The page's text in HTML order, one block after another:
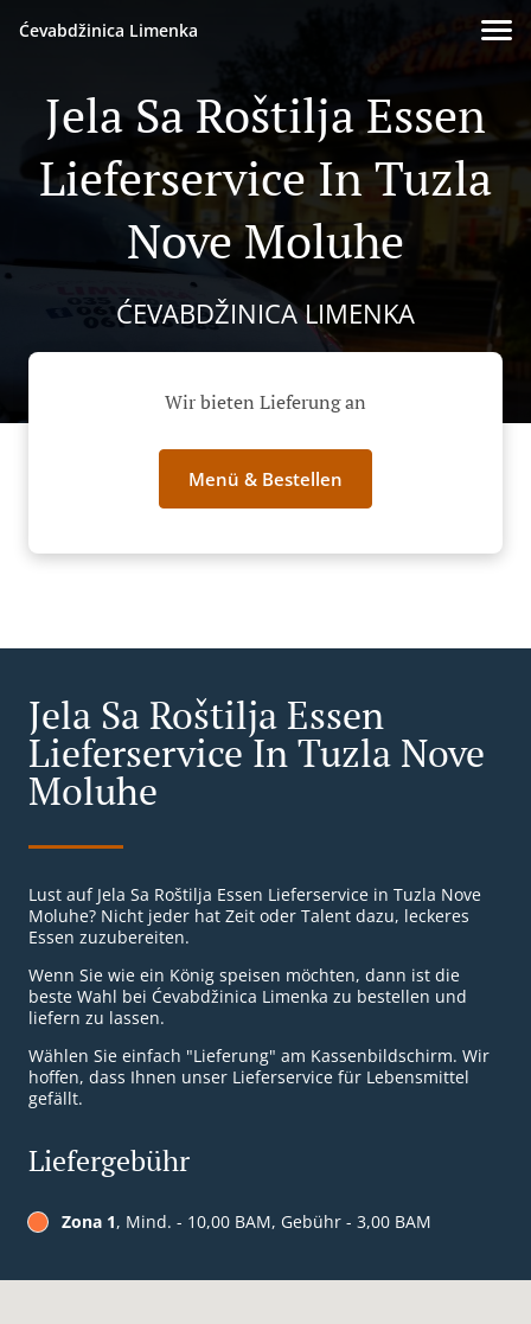
Ćevabdžinica Limenka
Jela Sa Roštilja Essen
Lieferservice In Tuzla
Nove Moluhe
ĆEVABDŽINICA LIMENKA
Wir bieten Lieferung an
Menü & Bestellen
Jela Sa Roštilja Essen
Lieferservice In Tuzla Nove
Moluhe
Lust auf Jela Sa Roštilja Essen Lieferservice in Tuzla Nove
Moluhe? Nicht jeder hat Zeit oder Talent dazu, leckeres
Essen zuzubereiten.
Wenn Sie wie ein König speisen möchten, dann ist die
beste Wahl bei Ćevabdžinica Limenka zu bestellen und
liefern zu lassen.
Wählen Sie einfach "Lieferung" am Kassenbildschirm. Wir
hoffen, dass Ihnen unser Lieferservice für Lebensmittel
gefällt.
Liefergebühr
Zona 1, Mind. - 10,00 BAM, Gebühr - 3,00 BAM